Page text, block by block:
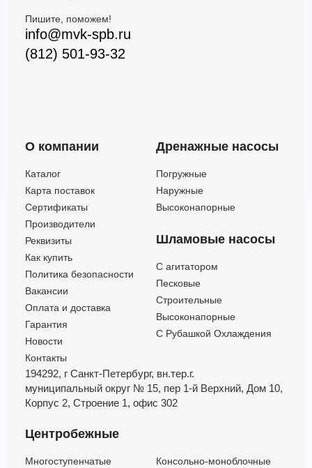
Пишите, поможем!
info@mvk-spb.ru
(812) 501-93-32
О компании
Каталог
Карта поставок
Сертификаты
Производители
Реквизиты
Как купить
Политика безопасности
Вакансии
Оплата и доставка
Гарантия
Новости
Контакты
Дренажные насосы
Погружные
Наружные
Высоконапорные
Шламовые насосы
C агитатором
Песковые
Строительные
Высоконапорные
С Рубашкой Охлаждения
194292, г Санкт-Петербург, вн.тер.г.
муниципальный округ № 15, пер 1-й Верхний, Дом 10,
Корпус 2, Строение 1, офис 302
Центробежные
Многоступенчатые
Консольно-моноблочные